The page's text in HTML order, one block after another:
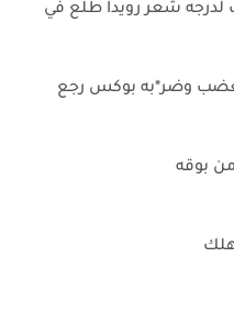
شعر رويدا طلع في
وضر*به بوكس رجع
بوقه